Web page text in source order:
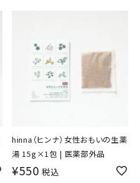
hinna（ヒンナ）女性おもいの生薬
湯 15g×1包 | 医薬部外品
¥550 税込